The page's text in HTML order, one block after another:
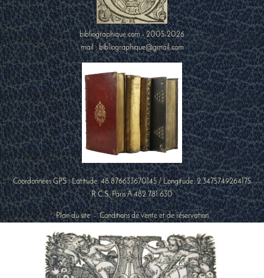
bibliographique.com - 2005-2026
mail : bibliographique@gmail.com
Coordonnées GPS : Latitude:48.876633670145/ Longitude:2.3475749264175
R.C.S. Paris A 482 781 630
Plan du site-Conditions de vente et de réservation